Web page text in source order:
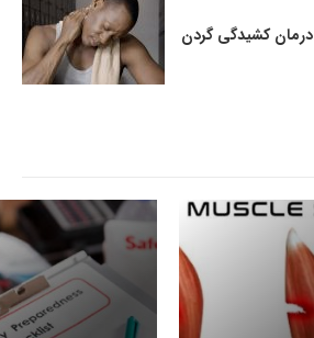
درمان کشیدگی گردن